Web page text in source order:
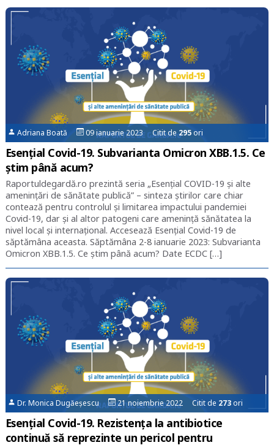
Adriana Boată 09 ianuarie 2023 Citit de295ori
Esențial Covid-19. Subvarianta Omicron XBB.1.5. Ce
știm până acum?
Raportuldegardă.ro prezintă seria „Esențial COVID-19 și alte
amenințări de sănătate publică” – sinteza știrilor care chiar
contează pentru controlul și limitarea impactului pandemiei
Covid-19, dar și al altor patogeni care amenință sănătatea la
nivel local și internațional. Accesează Esențial Covid-19 de
săptămâna aceasta. Săptămâna 2-8 ianuarie 2023: Subvarianta
Omicron XBB.1.5. Ce știm până acum? Date ECDC […]
Dr. Monica Dugăeșescu 21 noiembrie 2022 Citit de 273ori
Esențial Covid-19. Rezistenţa la antibiotice
continuă să reprezinte un pericol pentru